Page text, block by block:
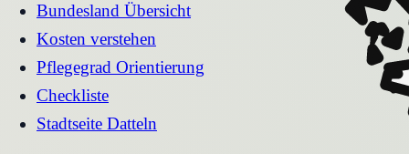
Bundesland Übersicht
Kosten verstehen
Pflegegrad Orientierung
Checkliste
Stadtseite Datteln